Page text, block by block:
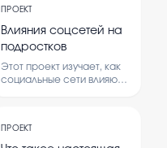
ПРОЕКТ
Влияния соцсетей на
подростков
Этот проект изучает, как
социальные сети влияют
отрицательные стороны
использования соцсетей.
ПРОЕКТ